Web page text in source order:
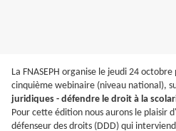
La FNASEPH organise le jeudi 24
cinquième webinaire (niveau national),
juridiques - défendre le droit à la
Pour cette édition nous aurons le plaisir
défenseur des droits (DDD) qui